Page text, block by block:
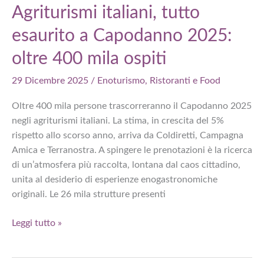
export
in
Agriturismi italiani, tutto
esaurito a Capodanno 2025:
oltre 400 mila ospiti
29 Dicembre 2025 / Enoturismo, Ristoranti e Food
Oltre 400 mila persone trascorreranno il Capodanno 2025
negli agriturismi italiani. La stima, in crescita del 5%
rispetto allo scorso anno, arriva da Coldiretti, Campagna
Amica e Terranostra. A spingere le prenotazioni è la ricerca
di un’atmosfera più raccolta, lontana dal caos cittadino,
unita al desiderio di esperienze enogastronomiche
originali. Le 26 mila strutture presenti
Agriturismi
Leggi tutto »